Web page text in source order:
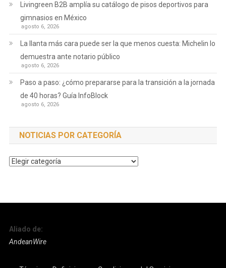
Livingreen B2B amplía su catálogo de pisos deportivos para
gimnasios en México
agosto 6, 2026
La llanta más cara puede ser la que menos cuesta: Michelin lo
demuestra ante notario público
agosto 6, 2026
Paso a paso: ¿cómo prepararse para la transición a la jornada
de 40 horas? Guía InfoBlock
agosto 6, 2026
NOTICIAS POR CATEGORÍA
Noticias
Aliado de:
AndeanWire